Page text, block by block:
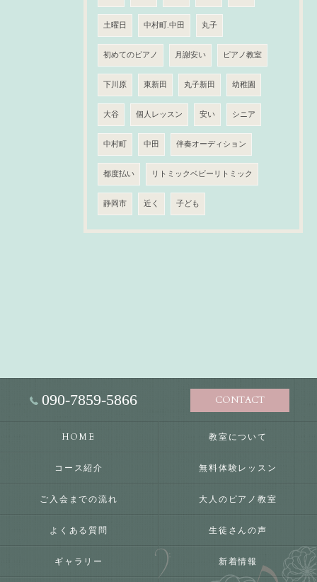
土曜日 中村町.中田 丸子
初めてのピアノ 月謝安い ピアノ教室
下川原 東新田 丸子新田 幼稚園
大谷 個人レッスン 安い シニア
中村町 中田 伴奏オーディション
都度払い リトミックベビーリトミック
静岡市 近く 子ども
090-7859-5866 CONTACT
HOME 教室について
コース紹介 無料体験レッスン
ご入会までの流れ 大人のピアノ教室
よくある質問 生徒さんの声
ギャラリー 新着情報